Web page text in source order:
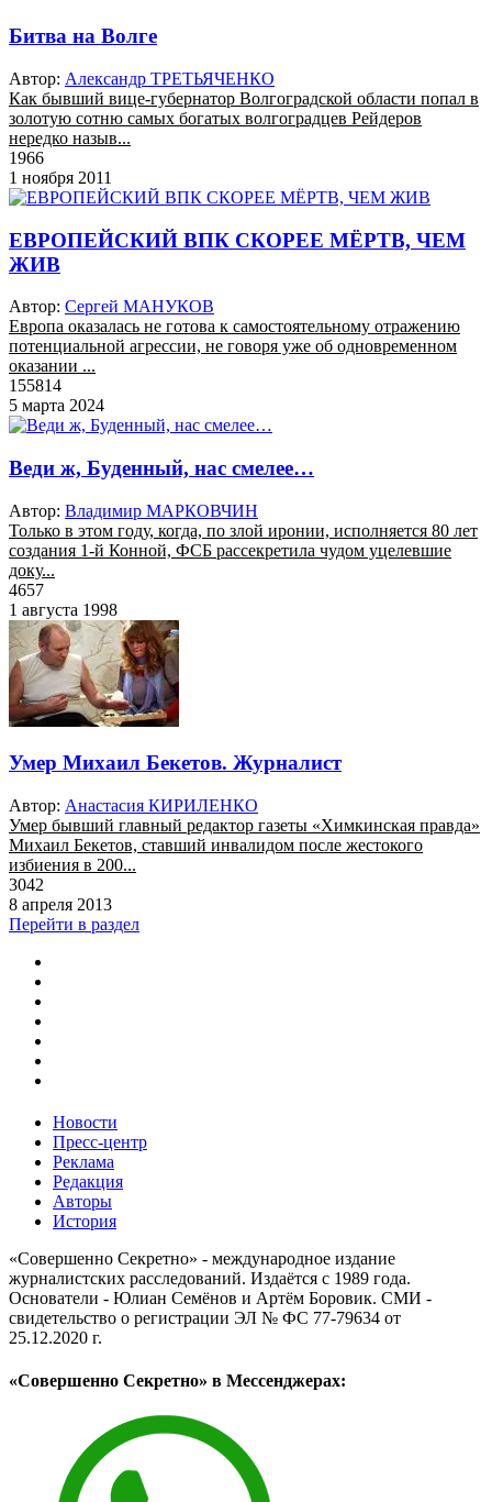
Битва на Волге
Автор: Александр ТРЕТЬЯЧЕНКО
Как бывший вице-губернатор Волгоградской области попал в
золотую сотню самых богатых волгоградцев Рейдеров
нередко назыв...
1966
1 ноября 2011
ЕВРОПЕЙСКИЙ ВПК СКОРЕЕ МЁРТВ, ЧЕМ
ЖИВ
Автор: Сергей МАНУКОВ
Европа оказалась не готова к самостоятельному отражению
потенциальной агрессии, не говоря уже об одновременном
оказании ...
155814
5 марта 2024
Веди ж, Буденный, нас смелее…
Автор: Владимир МАРКОВЧИН
Только в этом году, когда, по злой иронии, исполняется 80 лет
создания 1-й Конной, ФСБ рассекретила чудом уцелевшие
доку...
4657
1 августа 1998
Умер Михаил Бекетов. Журналист
Автор: Анастасия КИРИЛЕНКО
Умер бывший главный редактор газеты «Химкинская правда»
Михаил Бекетов, ставший инвалидом после жестокого
избиения в 200...
3042
8 апреля 2013
Перейти в раздел
Новости
Пресс-центр
Реклама
Редакция
Авторы
История
«Совершенно Секретно» - международное издание
журналистских расследований. Издаётся с 1989 года.
Основатели - Юлиан Семёнов и Артём Боровик. CМИ -
свидетельство о регистрации ЭЛ № ФС 77-79634 от
25.12.2020 г.
«Совершенно Секретно» в Мессенджерах: